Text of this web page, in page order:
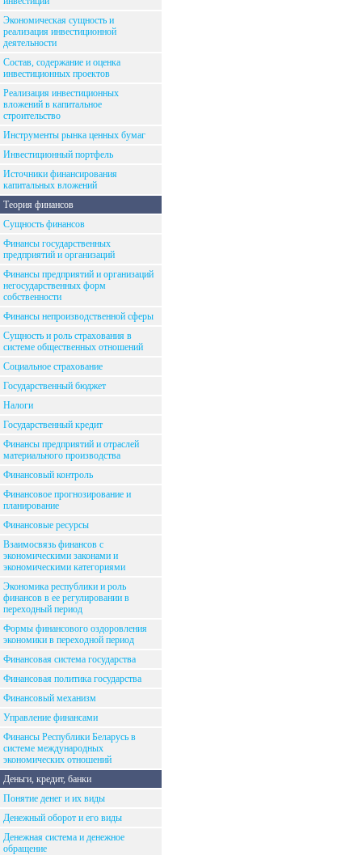
Экономическая сущность и
реализация инвестиционной
деятельности
Состав, содержание и оценка
инвестиционных проектов
Реализация инвестиционных
вложений в капитальное
строительство
Инструменты рынка ценных бумаг
Инвестиционный портфель
Источники финансирования
капитальных вложений
Теория финансов
Сущность финансов
Финансы государственных
предприятий и организаций
Финансы предприятий и организаций
негосударственных форм
собственности
Финансы непроизводственной сферы
Сущность и роль страхования в
системе общественных отношений
Социальное страхование
Государственный бюджет
Налоги
Государственный кредит
Финансы предприятий и отраслей
материального производства
Финансовый контроль
Финансовое прогнозирование и
планирование
Финансовые ресурсы
Взаимосвязь финансов с
экономическими законами и
экономическими категориями
Экономика республики и роль
финансов в ее регулировании в
переходный период
Формы финансового оздоровления
экономики в переходной период
Финансовая система государства
Финансовая политика государства
Финансовый механизм
Управление финансами
Финансы Республики Беларусь в
системе международных
экономических отношений
Деньги, кредит, банки
Понятие денег и их виды
Денежный оборот и его виды
Денежная система и денежное
обращение